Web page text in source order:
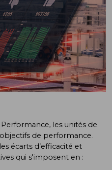
les unités de
de performance.
écarts d’efficacité et
qui s'imposent en :